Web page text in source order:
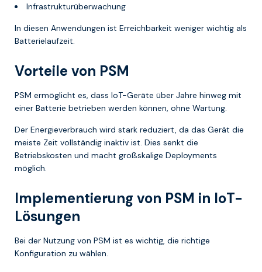
Infrastrukturüberwachung
In diesen Anwendungen ist Erreichbarkeit weniger wichtig als
Batterielaufzeit.
Vorteile von PSM
PSM ermöglicht es, dass IoT-Geräte über Jahre hinweg mit
einer Batterie betrieben werden können, ohne Wartung.
Der Energieverbrauch wird stark reduziert, da das Gerät die
meiste Zeit vollständig inaktiv ist. Dies senkt die
Betriebskosten und macht großskalige Deployments
möglich.
Implementierung von PSM in IoT-
Lösungen
Bei der Nutzung von PSM ist es wichtig, die richtige
Konfiguration zu wählen.